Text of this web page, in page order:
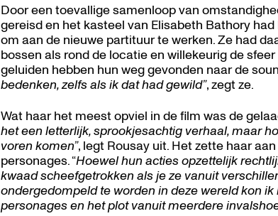
Door een toevallige samenloop van
gereisd en het kasteel van Elisabeth Bathory
om aan de nieuwe partituur te werken. Ze had
bossen als rond de locatie en willekeurig de
geluiden hebben hun weg gevonden naar de
bedenken, zelfs als ik dat had gewild”, zegt ze.
Wat haar het meest opviel in de film was de
het een letterlijk, sprookjesachtig verhaal, maar
voren komen”, legt Rousay uit. Het zette haar
personages. “Hoewel hun acties opzettelijk
kwaad scheefgetrokken als je ze vanuit
ondergedompeld te worden in deze wereld kon
personages en het plot vanuit meerdere